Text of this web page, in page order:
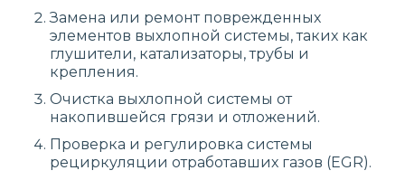
Замена или ремонт поврежденных
элементов выхлопной системы, таких как
глушители, катализаторы, трубы и
крепления.
Очистка выхлопной системы от
накопившейся грязи и отложений.
Проверка и регулировка системы
рециркуляции отработавших газов (EGR).